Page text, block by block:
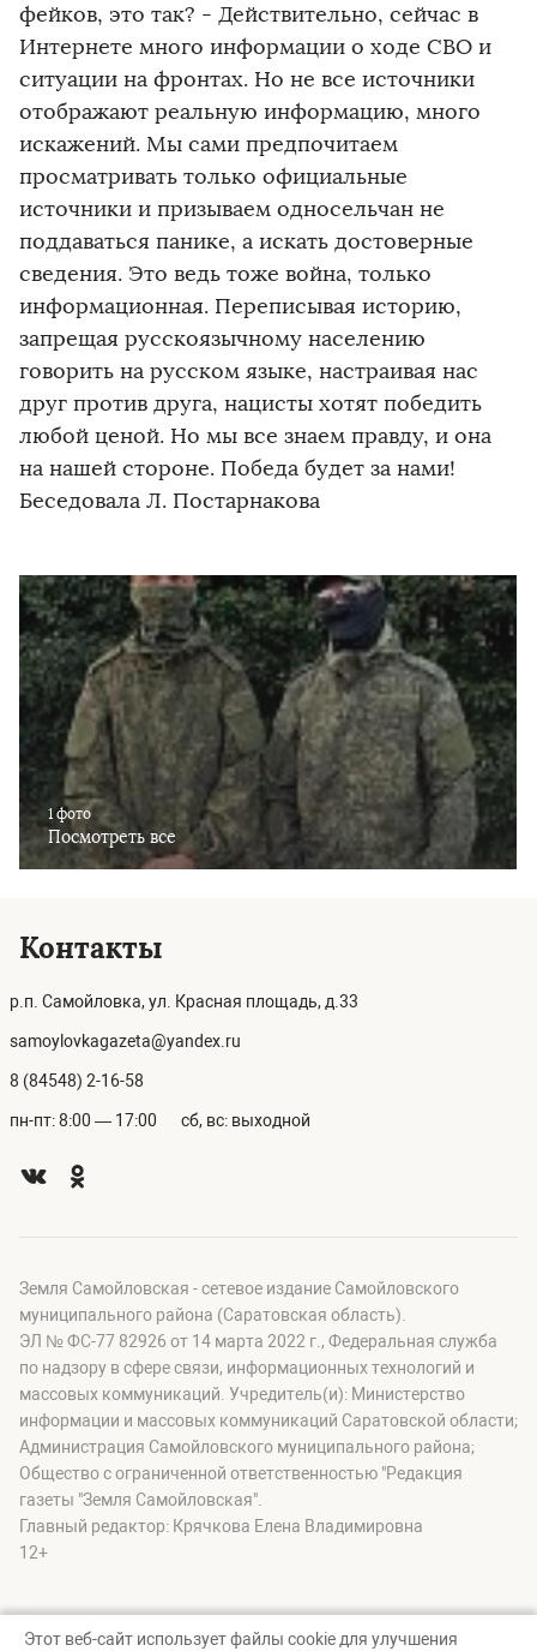
фейков, это так? - Действительно, сейчас в
Интернете много информации о ходе СВО и
ситуации на фронтах. Но не все источники
отображают реальную информацию, много
искажений. Мы сами предпочитаем
просматривать только официальные
источники и призываем односельчан не
поддаваться панике, а искать достоверные
сведения. Это ведь тоже война, только
информационная. Переписывая историю,
запрещая русскоязычному населению
говорить на русском языке, настраивая нас
друг против друга, нацисты хотят победить
любой ценой. Но мы все знаем правду, и она
на нашей стороне. Победа будет за нами!
Беседовала Л. Постарнакова
1 фото
Посмотреть все
Контакты
р.п. Самойловка, ул. Красная площадь, д.33
samoylovkagazeta@yandex.ru
8 (84548) 2-16-58
пн-пт: 8:00 — 17:00 сб, вс: выходной
Земля Самойловская - сетевое издание Самойловского
муниципального района (Саратовская область).
ЭЛ № ФС-77 82926 от 14 марта 2022 г., Федеральная служба
по надзору в сфере связи, информационных технологий и
массовых коммуникаций. Учредитель(и): Министерство
информации и массовых коммуникаций Саратовской области;
Администрация Самойловского муниципального района;
Общество с ограниченной ответственностью "Редакция
газеты "Земля Самойловская".
Главный редактор: Крячкова Елена Владимировна
12+
Этот веб-сайт использует файлы cookie для улучшения